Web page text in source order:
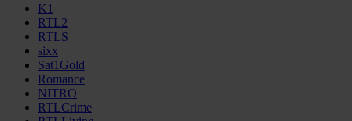
K1
RTL2
RTLS
sixx
Sat1Gold
Romance
NITRO
RTLCrime